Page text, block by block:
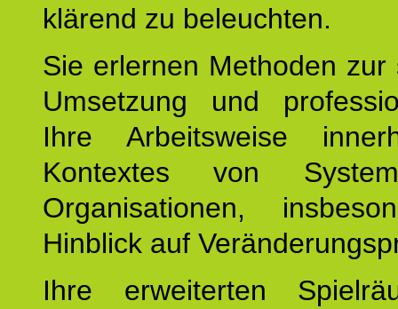
klärend zu beleuchten.
Sie erlernen Methoden zur
Umsetzung und
Ihre Arbeitsweise
Kontextes von
Organisationen,
Hinblick auf
Ihre erweiterten